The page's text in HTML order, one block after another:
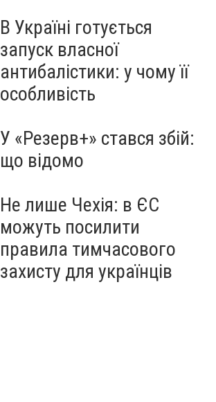
В Україні готується
запуск власної
антибалістики: у чому її
особливість
У «Резерв+» стався збій:
що відомо
Не лише Чехія: в ЄС
можуть посилити
правила тимчасового
захисту для українців